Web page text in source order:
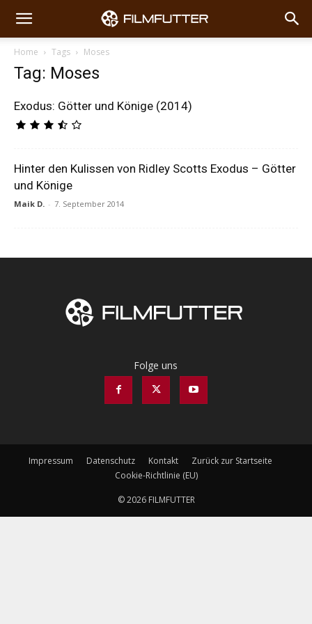
Home Tags Moses
Tag: Moses
Exodus: Götter und Könige (2014)
Hinter den Kulissen von Ridley Scotts Exodus – Götter
und Könige
Maik D. - 7. September 2014
Folge uns
Impressum Datenschutz Kontakt
Zurück zur Startseite
Cookie-Richtlinie (EU)
© 2026 FILMFUTTER